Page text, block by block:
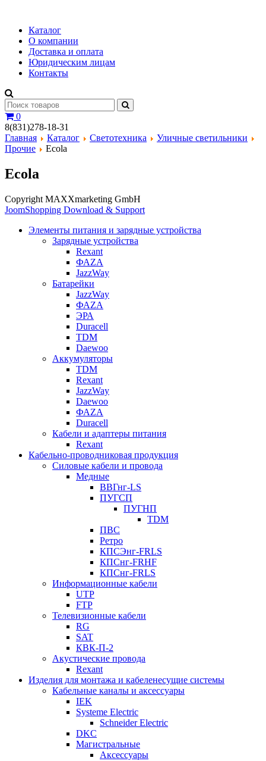
Каталог
О компании
Доставка и оплата
Юридическим лицам
Контакты
0
8(831)278-18-31
Главная
Каталог Светотехника
Уличные светильники
Прочие
Ecola
Ecola
Copyright MAXXmarketing GmbH
JoomShopping Download & Support
Элементы питания и зарядные устройства
Зарядные устройства
Rexant
ФАZА
JazzWay
Батарейки
JazzWay
ФАZА
ЭРА
Duracell
TDM
Daewoo
Аккумуляторы
TDM
Rexant
JazzWay
Daewoo
ФАZА
Duracell
Кабели и адаптеры питания
Rexant
Кабельно-проводниковая продукция
Силовые кабели и провода
Медные
ВВГнг-LS
ПУГСП
ПУГНП
TDM
ПВС
Ретро
КПСЭнг-FRLS
КПСнг-FRHF
КПСнг-FRLS
Информационные кабели
UTP
FTP
Телевизионные кабели
RG
SAT
КВК-П-2
Акустические провода
Rexant
Изделия для монтажа и кабеленесущие системы
Кабельные каналы и аксессуары
IEK
Systeme Electric
Schneider Electric
DKC
Магистральные
Аксессуары